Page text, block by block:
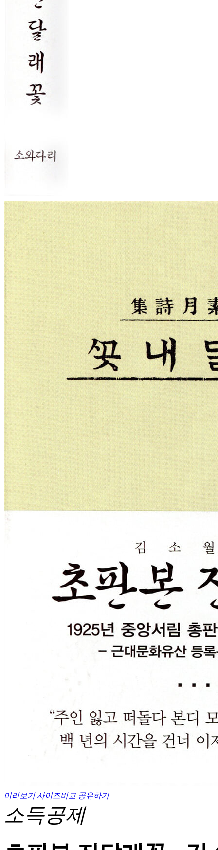
미리보기 사이즈비교 공유하기
소득공제